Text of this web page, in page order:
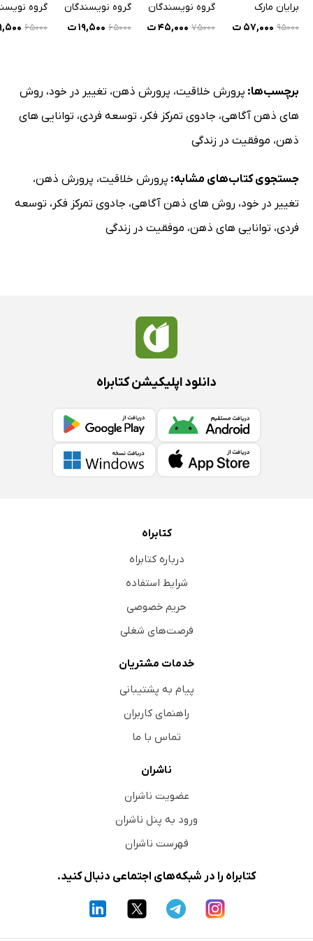
یک موجودی غیرمادی تهیه کنید
یک موجودی از جزئیات تهیه کنید
یک نقشه شخصی بسازید
یک لیست هفتگی داشته باشید
از خماری‌تان لذت ببرید
یک سنگ را مورد بررسی قرار دهید
با یک سنگ همذات پنداری کنید
با یک شیء مصاحبه کنید
از چیزی مراقبت کنید
تمرینی برای توجه کردن ابداع کنید
درباره نویسنده
برایان مارک
۹۵۰۰۰ ۵۷,۰۰۰ ت
گروه نویسندگان
۷۵۰۰۰ ۴۵,۰۰۰ ت
گروه نویسندگان
۶۵۰۰۰ ۱۹,۵۰۰ ت
گروه
۶۵۰۰۰
برچسب‌ها: پرورش خلاقیت، پرورش ذهن، تغییر در خود، روش
های ذهن آگاهی، جادوی تمرکز فکر ، توسعه فردی، توانایی های
ذهن، موفقیت در زندگی
جستجوی کتاب‌های مشابه: پرورش خلاقیت، پرورش ذهن،
تغییر در خود، روش های ذهن آگاهی، جادوی تمرکز فکر ، توسعه
فردی، توانایی های ذهن، موفقیت در زندگی
دانلود اپلیکیشن کتابراه
کتابراه
درباره کتابراه
شرایط استفاده
حریم خصوصی
فرصت‌های شغلی
خدمات مشتریان
پیام به پشتیبانی
راهنمای کاربران
تماس با ما
ناشران
عضویت ناشران
ورود به پنل ناشران
فهرست ناشران
کتابراه را در شبکه‌های اجتماعی دنبال کنید.